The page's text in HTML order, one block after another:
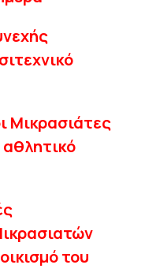
Μικρασιάτες
του